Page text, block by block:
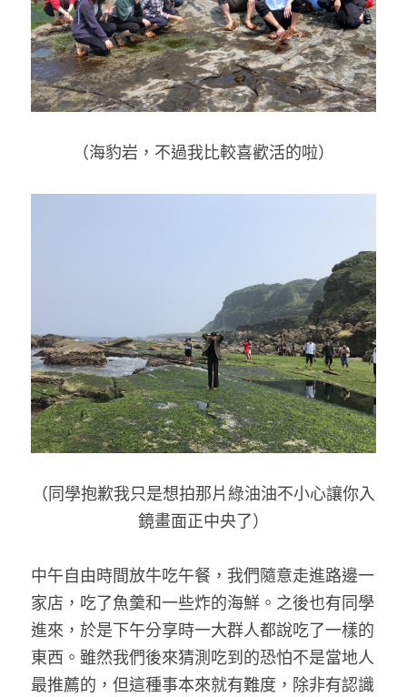
（海豹岩，不過我比較喜歡活的啦）
（同學抱歉我只是想拍那片綠油油不小心讓你入
鏡畫面正中央了）
中午自由時間放牛吃午餐，我們隨意走進路邊一
家店，吃了魚羹和一些炸的海鮮。之後也有同學
進來，於是下午分享時一大群人都說吃了一樣的
東西。雖然我們後來猜測吃到的恐怕不是當地人
最推薦的，但這種事本來就有難度，除非有認識